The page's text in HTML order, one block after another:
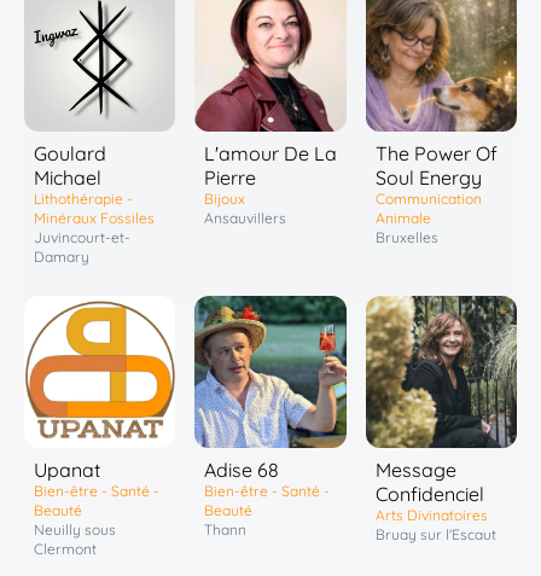
Goulard
Michael
Lithothérapie -
Minéraux Fossiles
Juvincourt-et-
Damary
L'amour De La
Pierre
Bijoux
Ansauvillers
The Power Of
Soul Energy
Communication
Animale
Bruxelles
Upanat
Bien-être - Santé -
Beauté
Neuilly sous
Clermont
Adise 68
Bien-être - Santé -
Beauté
Thann
Message
Confidenciel
Arts Divinatoires
Bruay sur l'Escaut